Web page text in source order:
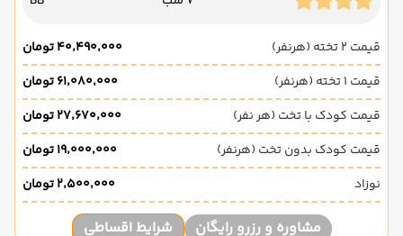
قیمت 2 تخته (هرنفر)
۴۰٬۴۹۰٬۰۰۰ تومان
قیمت 1 تخته (هرنفر)
۶۱٬۰۸۰٬۰۰۰ تومان
قیمت کودک با تخت (هر نفر)
۲۷٬۶۷۰٬۰۰۰ تومان
قیمت کودک بدون تخت (هرنفر)
۱۹٬۰۰۰٬۰۰۰ تومان
نوزاد
۲٬۵۰۰٬۰۰۰ تومان
مشاوره و رزرو رایگان شرایط اقساطی